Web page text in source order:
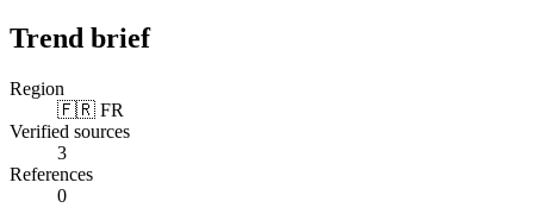
Trend brief
Region
🇫🇷 FR
Verified sources
3
References
0